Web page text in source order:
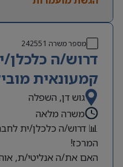
מספר משרה 242551
דרוש/ה
קמעונאית
גוש דן, השפלה
משרה מלאה
📊 דרוש/ה כלכלן/ית
המרכז!
האם את/ה אנליטי/ת,